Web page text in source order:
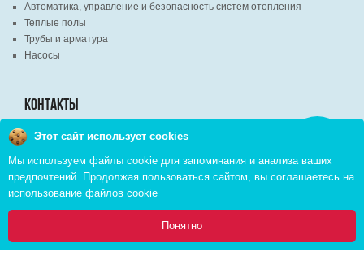
Главная Каталог Инфо Избранное Корзина:
Автоматика, управление и безопасность систем отопления
Теплые полы
Трубы и арматура
Насосы
КОНТАКТЫ
г. Минск, ВЦ "Экспобел", строительный рынок, павильон № 8c
г. Минск, ул. М. Лынькова, д. 35, пом. 199
+375 (29) 110-46-46 (А1)
+375 (29) 373-90-16 (A1)
Этот сайт использует cookies
Мы используем файлы cookie для запоминания и анализа ваших
предпочтений. Продолжая пользоваться сайтом, вы соглашаетесь на
использование файлов cookie
Понятно